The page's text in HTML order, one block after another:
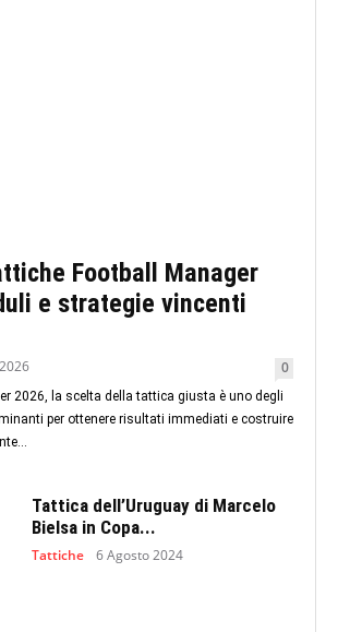
Football Manager
e strategie vincenti
0
2026, la scelta della tattica giusta è uno degli
per ottenere risultati immediati e costruire
Tattica dell’Uruguay di Marcelo
Bielsa in Copa...
Tattiche 6 Agosto 2024